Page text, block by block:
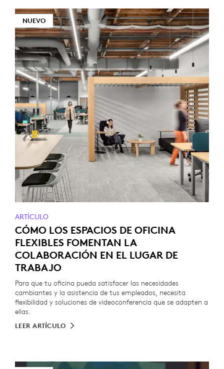
NUEVO
ARTÍCULO
CÓMO LOS ESPACIOS DE OFICINA
FLEXIBLES FOMENTAN LA
COLABORACIÓN EN EL LUGAR DE
TRABAJO
Para que tu oficina pueda satisfacer las necesidades
cambiantes y la asistencia de tus empleados, necesita
flexibilidad y soluciones de videoconferencia que se adapten a
ellas.
LEER ARTÍCULO